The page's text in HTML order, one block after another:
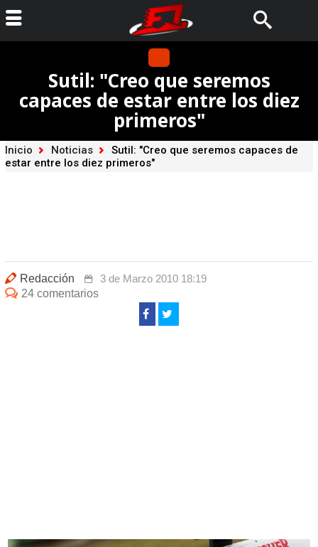
Sutil: "Creo que seremos
capaces de estar entre los diez
primeros"
Inicio Noticias
Sutil: "Creo que seremos capaces de
estar entre los diez primeros"
Redacción
3 de Marzo 2010 18:19
24 comentarios